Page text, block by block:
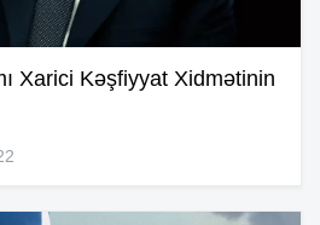
Xarici Kəşfiyyat Xidmətinin